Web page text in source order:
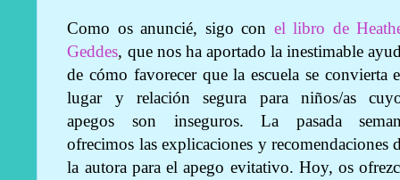
Como os anuncié, sigo con el libro de
Geddes, que nos ha aportado la inestimable
de cómo favorecer que la escuela se convierta
lugar y relación segura para niños/as
apegos son inseguros. La pasada
ofrecimos las explicaciones y recomendaciones
la autora para el apego evitativo. Hoy, os